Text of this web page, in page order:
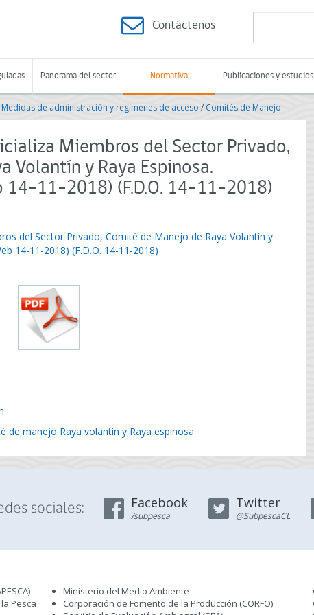
Contáctenos
Panorama del sector Normativa Publicaciones y estudios
Medidas de administración y regímenes de acceso / Comités de Manejo
Miembros del Sector Privado,
Volantín y Raya Espinosa.
14-11-2018) (F.D.O. 14-11-2018)
del Sector Privado, Comité de Manejo de Raya Volantín y
14-11-2018) (F.D.O. 14-11-2018)
de manejo Raya volantín y Raya espinosa
sociales: Facebook
/subpesca
Twitter
@SubpescaCL
Pesca
Ministerio del Medio Ambiente
Corporación de Fomento de la Producción (CORFO)